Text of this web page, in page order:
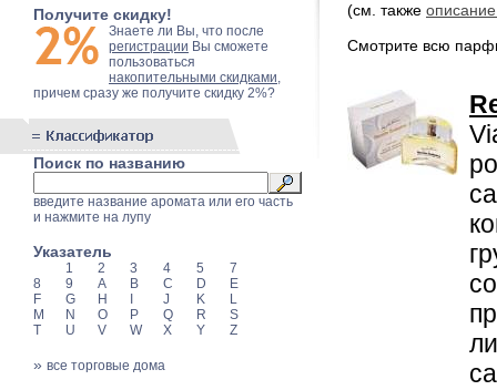
Получите скидку!
Знаете ли Вы, что после
регистрации Вы сможете
пользоваться
накопительными скидками,
причем сразу же получите скидку 2%?
Поиск по названию
введите название аромата или его часть
и нажмите на лупу
Указатель
1 2 3 4 5
7
8
9 A B C D
E
F
G H J K
L
M
N O P Q R
S
T
U V W X Y Z
» все торговые дома
(см. также
Смотрите всю